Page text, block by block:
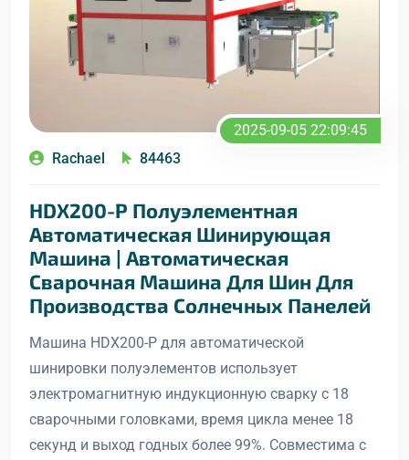
2025-09-05 22:09:45
Rachael
84463
HDX200-P Полуэлементная
Автоматическая Шинирующая
Машина | Автоматическая
Сварочная Машина Для Шин Для
Производства Солнечных Панелей
Машина HDX200-P для автоматической
шинировки полуэлементов использует
электромагнитную индукционную сварку с 18
сварочными головками, время цикла менее 18
секунд и выход годных более 99%. Совместима с